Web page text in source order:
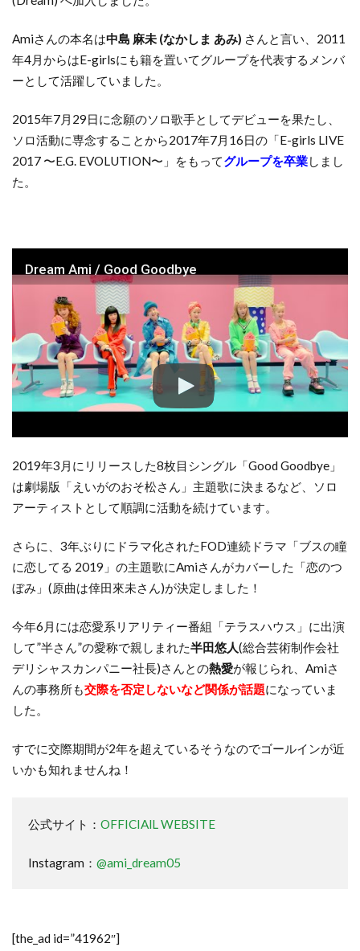
Amiさんの本名は中島 麻未 (なかしま あみ) さんと言い、2011
年4月からはE-girlsにも籍を置いてグループを代表するメンバ
ーとして活躍していました。
2015年7月29日に念願のソロ歌手としてデビューを果たし、
ソロ活動に専念することから2017年7月16日の「E-girls LIVE
2017 〜E.G. EVOLUTION〜」をもってグループを卒業しまし
た。
Dream Ami / Good Goodbye
2019年3月にリリースした8枚目シングル「Good Goodbye」
は劇場版「えいがのおそ松さん」主題歌に決まるなど、ソロ
アーティストとして順調に活動を続けています。
さらに、3年ぶりにドラマ化されたFOD連続ドラマ「ブスの瞳
に恋してる 2019」の主題歌にAmiさんがカバーした「恋のつ
ぼみ」(原曲は倖田來未さん)が決定しました！
今年6月には恋愛系リアリティー番組「テラスハウス」に出演
して”半さん”の愛称で親しまれた半田悠人(総合芸術制作会社
デリシャスカンパニー社長)さんとの熱愛が報じられ、Amiさ
んの事務所も交際を否定しないなど関係が話題になっていま
した。
すでに交際期間が2年を超えているそうなのでゴールインが近
いかも知れませんね！
公式サイト： OFFICIAlL WEBSITE
Instagram： @ami_dream05
[the_ad id=”41962″]